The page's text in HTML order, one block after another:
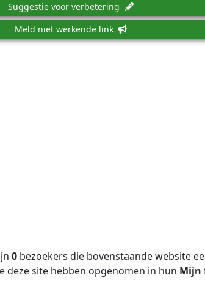
Suggestie voor verbetering
Meld niet werkende link
0 bezoekers die bovenstaande website
deze site hebben opgenomen in hun Mijn